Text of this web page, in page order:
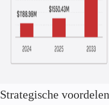
Strategische